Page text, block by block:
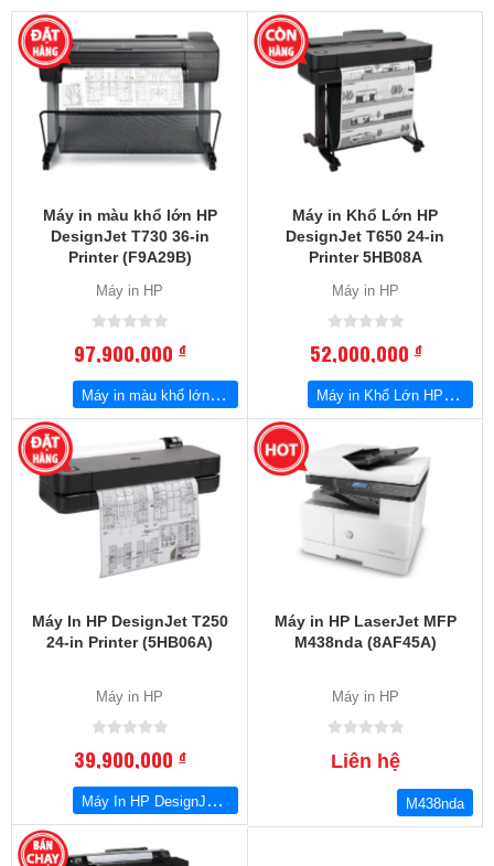
Máy in màu khổ lớn HP
DesignJet T730 36-in
Printer (F9A29B)
Máy in HP
97,900,000đ
Máy in màu khổ lớn HP DesignJet T730 36-in Printer (F9A29B)
Máy in Khổ Lớn HP
DesignJet T650 24-in
Printer 5HB08A
Máy in HP
52,000,000đ
Máy in Khổ Lớn HP DesignJet T650 24-in Printer 5HB08A
Máy In HP DesignJet T250
24-in Printer (5HB06A)
Máy in HP
39,900,000đ
Máy In HP DesignJet T250 24-in Printer (5HB06A)
Máy in HP LaserJet MFP
M438nda (8AF45A)
Máy in HP
Liên hệ
M438nda